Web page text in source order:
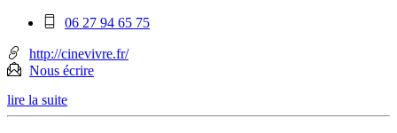
Téléphone
:
06 27 94 65 75
http://cinevivre.fr/
Nous écrire
lire la suite